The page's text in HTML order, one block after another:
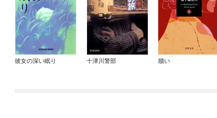
彼女の深い眠り 十津川警部 贖い